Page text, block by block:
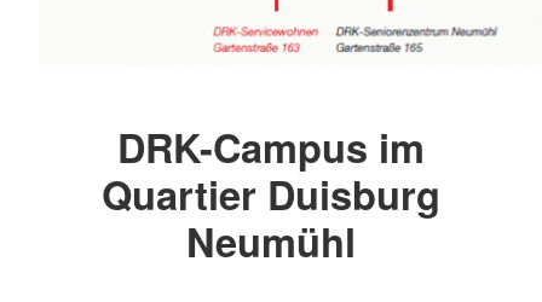
DRK-Campus im
Quartier Duisburg
Neumühl